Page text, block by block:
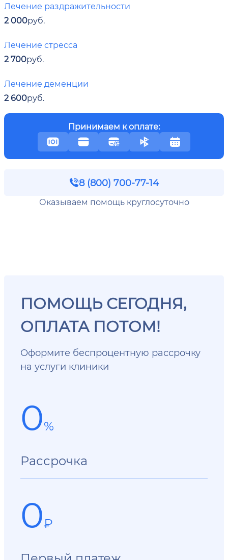
Лечение раздражительности
2 000руб.
Лечение стресса
2 700руб.
Лечение деменции
2 600руб.
Принимаем к оплате:
8 (800) 700-77-14
Оказываем помощь круглосуточно
ПОМОЩЬ СЕГОДНЯ,
ОПЛАТА ПОТОМ!
Оформите беспроцентную рассрочку
на услуги клиники
0%
Рассрочка
0₽